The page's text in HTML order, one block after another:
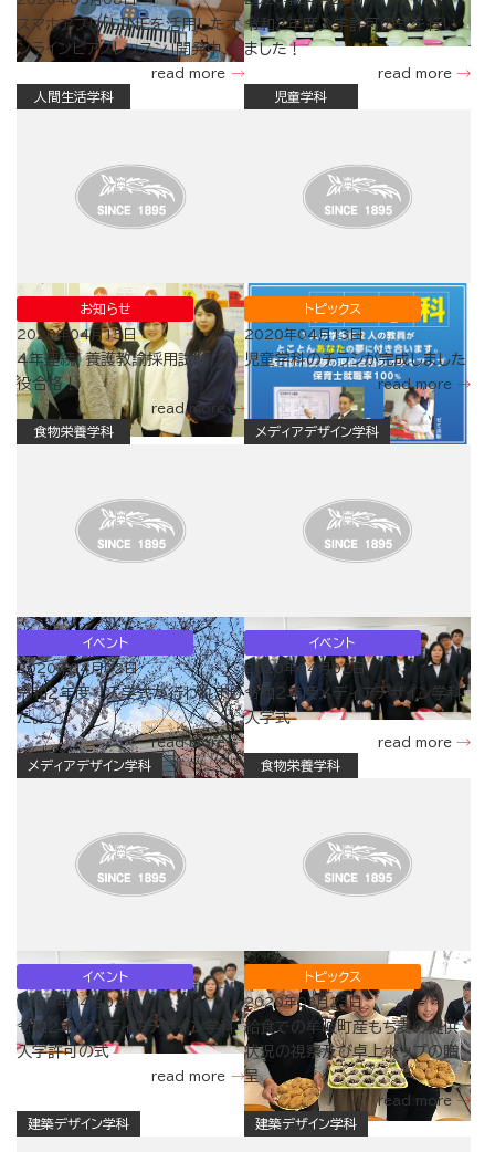
スマホアプリ「LINEを活用したオ
ンラインピアノレッスン」開発中
read more
令和2年度入学許可の式を行い
ました！
read more
人間生活学科
お知らせ
2020年04月15日
４年連続 養護教諭採用試験 現
役合格！
read more
児童学科
トピックス
2020年04月13日
児童学科のチラシが完成しました
read more
食物栄養学科
イベント
2020年04月02日
令和2年度 入学式が行われまし
た。
read more
メディアデザイン学科
イベント
2020年04月02日
令和2年度メディアデザイン学科
入学式
read more
メディアデザイン学科
イベント
2020年04月02日
令和2年度メディアデザイン学科
入学許可の式
read more
食物栄養学科
トピックス
2020年03月23日
給食での牟岐町産もち麦の提供
状況の視察及び卓上ポップの贈
呈
read more
建築デザイン学科
建築デザイン学科